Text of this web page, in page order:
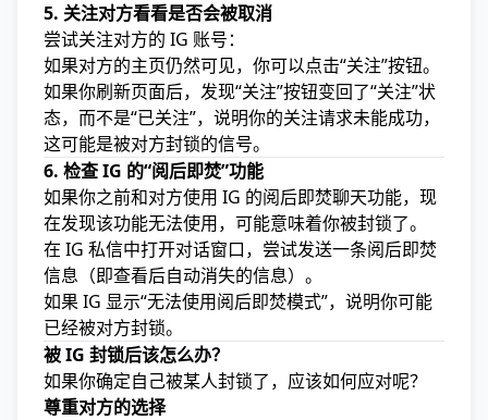
5. 关注对方看看是否会被取消
尝试关注对方的 IG 账号：
如果对方的主页仍然可见，你可以点击“关注”按钮。
如果你刷新页面后，发现“关注”按钮变回了“关注”状
态，而不是“已关注”，说明你的关注请求未能成功，
这可能是被对方封锁的信号。
6. 检查 IG 的“阅后即焚”功能
如果你之前和对方使用 IG 的阅后即焚聊天功能，现
在发现该功能无法使用，可能意味着你被封锁了。
在 IG 私信中打开对话窗口，尝试发送一条阅后即焚
信息（即查看后自动消失的信息）。
如果 IG 显示“无法使用阅后即焚模式”，说明你可能
已经被对方封锁。
被 IG 封锁后该怎么办？
如果你确定自己被某人封锁了，应该如何应对呢？
尊重对方的选择